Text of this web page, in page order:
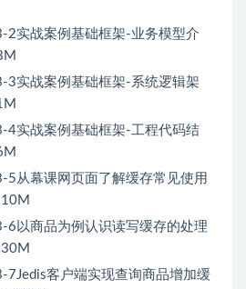
2实战案例基础框架-业务模型介
3实战案例基础框架-系统逻辑架
4实战案例基础框架-工程代码结
5从幕课网页面了解缓存常见使用
6以商品为例认识读写缓存的处理
7Jedis客户端实现查询商品增加缓